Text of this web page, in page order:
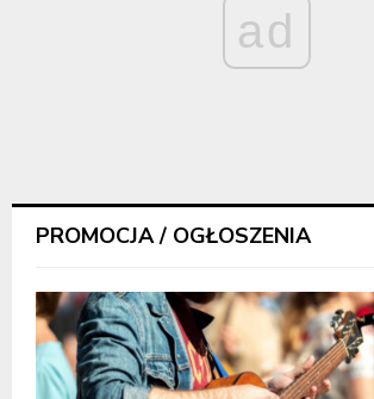
ad
PROMOCJA / OGŁOSZENIA